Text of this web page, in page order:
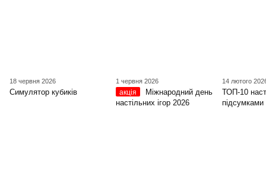
18 червня 2026
Симулятор кубиків
1 червня 2026
акція
Міжнародний день
настільних ігор 2026
14 лютого
ТОП-10